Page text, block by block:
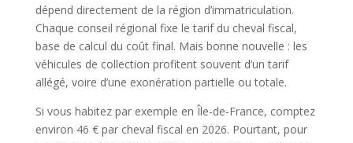
dépend directement de la région d’immatriculation.
Chaque conseil régional fixe le tarif du cheval fiscal,
base de calcul du coût final. Mais bonne nouvelle : les
véhicules de collection profitent souvent d’un tarif
allégé, voire d’une exonération partielle ou totale.
Si vous habitez par exemple en Île-de-France, comptez
environ 46 € par cheval fiscal en 2026. Pourtant, pour